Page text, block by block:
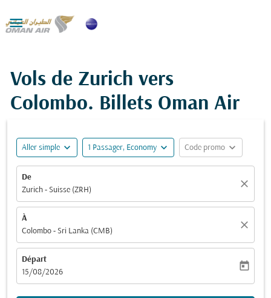

Vols de Zurich vers
Colombo. Billets Oman Air
Aller simple expand_more 1 Passager, Economy expand_more Code promo expand_more
De
Zurich - Suisse (ZRH)
close
À
Colombo - Sri Lanka (CMB)
close
Départ
fc-booking-departure-date-aria-label
15/08/2026
today